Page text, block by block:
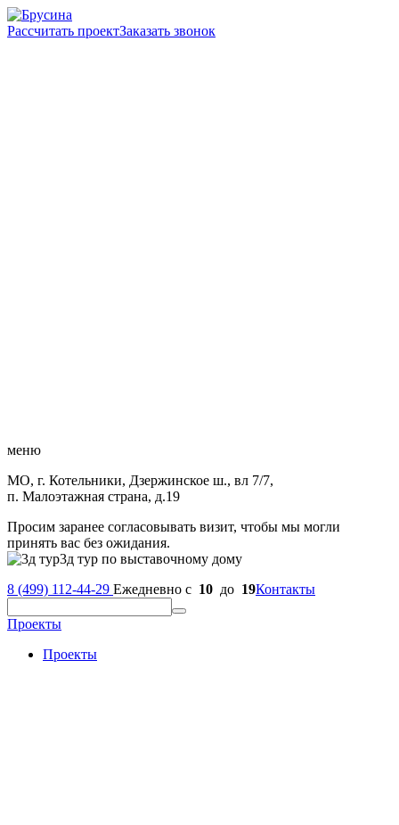
Рассчитать проектЗаказать звонок
меню
МО, г. Котельники, Дзержинское ш., вл 7/7,
п. Малоэтажная страна, д.19
Просим заранее согласовывать визит, чтобы мы могли
принять вас без ожидания.
3д тур по выставочному дому
8 (499) 112-44-29 Ежедневно с 10 до 19Контакты
Проекты
Проекты